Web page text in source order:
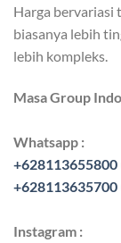
Harga bervariasi
biasanya lebih
lebih kompleks.
Masa Group
Whatsapp :
+628113655800
+628113635700
Instagram :